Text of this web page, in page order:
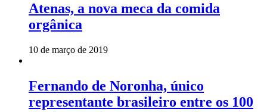
Atenas, a nova meca da comida
orgânica
10 de março de 2019
Fernando de Noronha, único
representante brasileiro entre os 100